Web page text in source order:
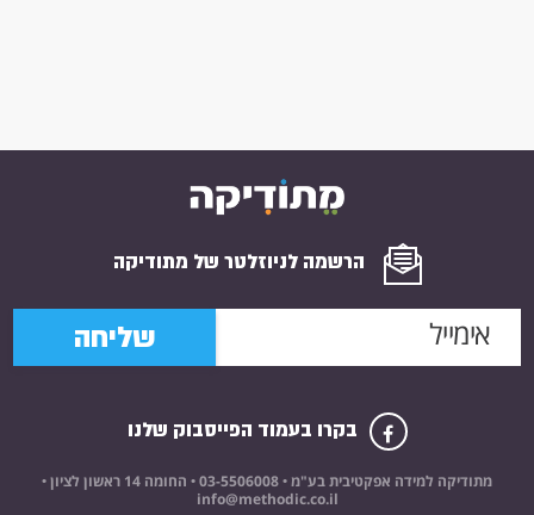
הרשמה לניוזלטר של מתודיקה
שליחה
בקרו בעמוד הפייסבוק שלנו
מתודיקה למידה אפקטיבית בע"מ •03-5506008• החומה 14 ראשון לציון •
info@methodic.co.il